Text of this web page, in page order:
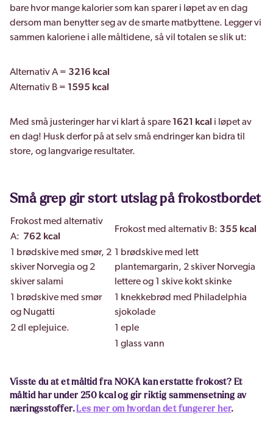
bare hvor mange kalorier som kan sparer i løpet av en dag
dersom man benytter seg av de smarte matbyttene. Legger vi
sammen kaloriene i alle måltidene, så vil totalen se slik ut:
Alternativ A = 3216 kcal
Alternativ B = 1595 kcal
Med små justeringer har vi klart å spare 1621 kcal i løpet av
en dag! Husk derfor på at selv små endringer kan bidra til
store, og langvarige resultater.
Små grep gir stort utslag på frokostbordet
Frokost med alternativ
A: 762 kcal
Frokost med alternativ B: 355 kcal
1 brødskive med smør, 2
skiver Norvegia og 2
skiver salami
1 brødskive med lett
plantemargarin, 2 skiver Norvegia
lettere og 1 skive kokt skinke
1 brødskive med smør
og Nugatti
1 knekkebrød med Philadelphia
sjokolade
2 dl eplejuice.
1 eple
1 glass vann
Visste du at et måltid fra NOKA kan erstatte frokost? Et
måltid har under 250 kcal og gir riktig sammensetning av
næringsstoffer.Les mer om hvordan det fungerer her.